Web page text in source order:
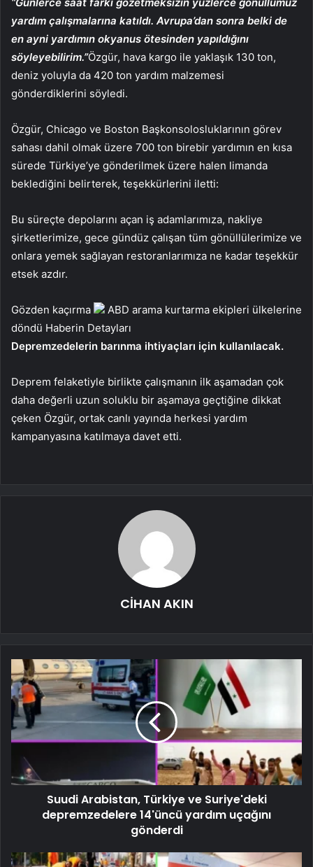
yardım çalışmalarına katıldı. Avrupa’dan sonra belki de
en ayni yardımın okyanus ötesinden yapıldığını
söyleyebilirim.”Özgür, hava kargo ile yaklaşık 130 ton,
deniz yoluyla da 420 ton yardım malzemesi
gönderdiklerini söyledi.
Özgür, Chicago ve Boston Başkonsolosluklarının görev
sahası dahil olmak üzere 700 ton birebir yardımın en kısa
sürede Türkiye’ye gönderilmek üzere halen limanda
beklediğini belirterek, teşekkürlerini iletti:
Bu süreçte depolarını açan iş adamlarımıza, nakliye
şirketlerimize, gece gündüz çalışan tüm gönüllülerimize ve
onlara yemek sağlayan restoranlarımıza ne kadar teşekkür
etsek azdır.
Gözden kaçırma
ABD arama kurtarma ekipleri ülkelerine
döndü Haberin Detayları
Depremzedelerin barınma ihtiyaçları için kullanılacak.
Deprem felaketiyle birlikte çalışmanın ilk aşamadan çok
daha değerli uzun soluklu bir aşamaya geçtiğine dikkat
çeken Özgür, ortak canlı yayında herkesi yardım
kampanyasına katılmaya davet etti.
CİHAN AKIN
Suudi Arabistan, Türkiye ve Suriye'deki
depremzedelere 14'üncü yardım uçağını
gönderdi